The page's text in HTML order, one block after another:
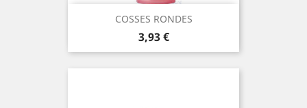
COSSES RONDES
Prix
3,93 €